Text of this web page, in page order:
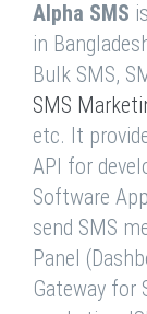
Alpha SMS
in
Bulk SMS,
SMS
etc. It
API for
Software
send SMS
Panel
Gateway for